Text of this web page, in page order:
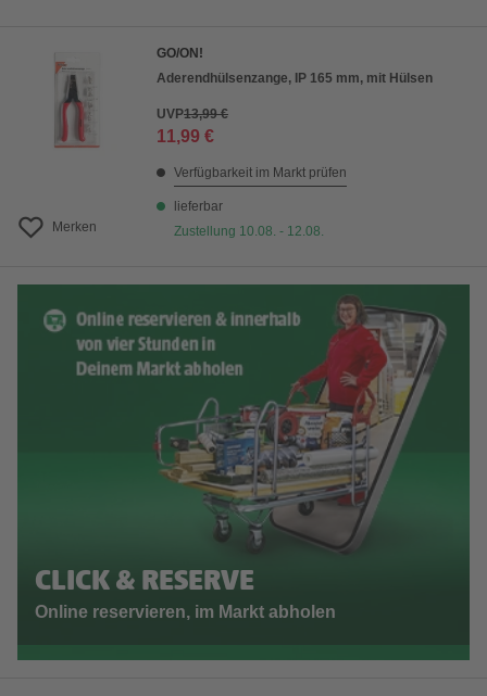
Merken
GO/ON!
Aderendhülsenzange, IP 165 mm, mit Hülsen
UVP13,99 €
11,99 €
Verfügbarkeit im Markt prüfen
lieferbar
Zustellung 10.08. - 12.08.
CLICK & RESERVE
Online reservieren, im Markt abholen